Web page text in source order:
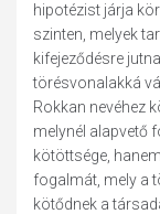
hipotézist járja
szinten, melyek
kifejeződésre
törésvonalakká
Rokkan nevéhez
melynél alapvető
kötöttsége,
fogalmát, mely a
kötődnek a